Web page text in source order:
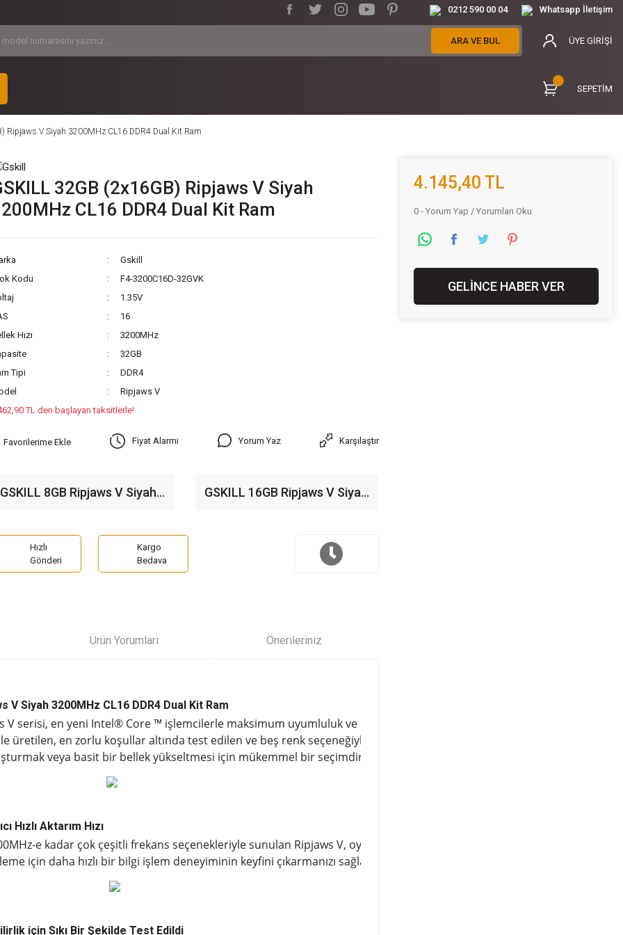
0212 590 00 04 Whatsapp İletişim
ARA VE BUL ÜYE GİRİŞİ
SEPETİM
Ripjaws V Siyah 3200MHz CL16 DDR4 Dual Kit Ram
32GB (2x16GB) Ripjaws V Siyah
CL16 DDR4 Dual Kit Ram
Gskill
Kodu
F4-3200C16D-32GVK
1.35V
16
Hızı
3200MHz
32GB
Tipi
DDR4
Ripjaws V
TL den başlayan taksitlerle!
Fiyat Alarmı Yorum Yaz Karşılaştır
GSKILL 8GB Ripjaws V Siyah
GSKILL 16GB Ripjaws V Siyah
Hızlı
Gönderi
Kargo
Bedava
Ürün Yorumları Önerileriniz
V Siyah 3200MHz CL16 DDR4 Dual Kit Ram
V serisi, en yeni Intel® Core ™ işlemcilerle maksimum uyumluluk ve üstün performans için
üretilen, en zorlu koşullar altında test edilen ve beş renk seçeneğiyle sunulan Ripjaws V, yeni
veya basit bir bellek yükseltmesi için mükemmel bir seçimdir.
Hızlı Aktarım Hızı
e kadar çok çeşitli frekans seçenekleriyle sunulan Ripjaws V, oyun, video ve görüntü
için daha hızlı bir bilgi işlem deneyiminin keyfini çıkarmanızı sağlar.
için Sıkı Bir Şekilde Test Edildi
4.145,40 TL
0 - Yorum Yap / Yorumları Oku
GELİNCE HABER VER